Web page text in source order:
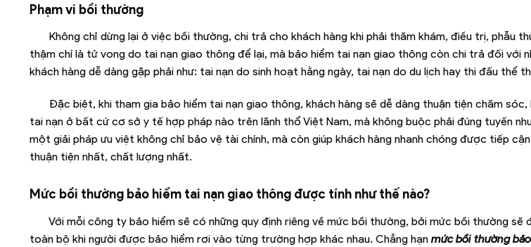
Phạm vi bồi thường
Không chỉ dừng lại ở việc bồi thường, chi trả cho khách hàng khi phải thăm khám, điều trị, phẫu
thậm chí là tử vong do tai nạn giao thông để lại, mà bảo hiểm tai nạn giao thông còn chi trả đối với
khách hàng dễ dàng gặp phải như: tai nạn do sinh hoạt hằng ngày, tai nạn do du lịch hay thi đấu thể
Đặc biệt, khi tham gia bảo hiểm tai nạn giao thông, khách hàng sẽ dễ dàng thuận tiện chăm
tai nạn ở bất cứ cơ sở y tế hợp pháp nào trên lãnh thổ Việt Nam, mà không buộc phải đúng tuyến
một giải pháp ưu việt không chỉ bảo vệ tài chính, mà còn giúp khách hàng nhanh chóng được tiếp
thuận tiện nhất, chất lượng nhất.
Mức bồi thường bảo hiểm tai nạn giao thông được tính như thế nào?
Với mỗi công ty bảo hiểm sẽ có những quy định riêng về mức bồi thường, bởi mức bồi thường
toàn bộ khi người được bảo hiểm rơi vào từng trường hợp khác nhau. Chẳng hạn mức bồi thường